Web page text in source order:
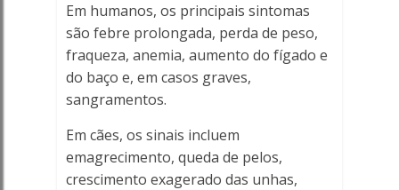
Em humanos, os principais sintomas
são febre prolongada, perda de peso,
fraqueza, anemia, aumento do fígado e
do baço e, em casos graves,
sangramentos.
Em cães, os sinais incluem
emagrecimento, queda de pelos,
crescimento exagerado das unhas,